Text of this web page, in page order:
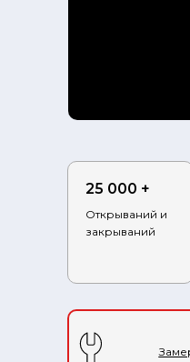
25 000 +
Открываний и
закрываний